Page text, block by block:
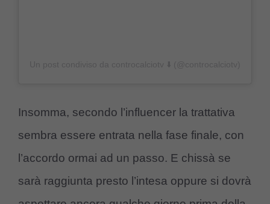
Insomma, secondo l’influencer la trattativa
sembra essere entrata nella fase finale, con
l’accordo ormai ad un passo. E chissà se
sarà raggiunta presto l’intesa oppure si dovrà